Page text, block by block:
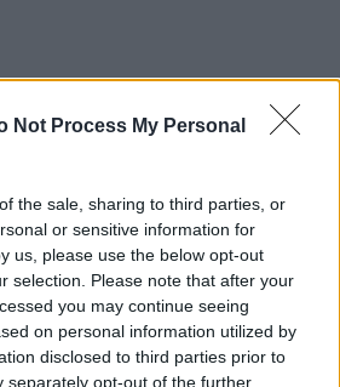
Not Process My Personal
the sale, sharing to third parties, or
or sensitive information for
us, please use the below opt-out
selection. Please note that after your
you may continue seeing
on personal information utilized by
disclosed to third parties prior to
separately opt-out of the further